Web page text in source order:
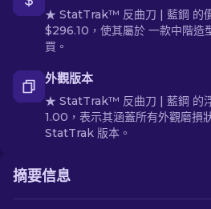
★ StatTrak™ 反曲刀 | 藍鋼 的
$296.10，使其屬於 一款中階造
買。
外觀版本
★ StatTrak™ 反曲刀 | 藍鋼 的
1.00，表示其涵蓋所有外觀磨損
StatTrak 版本。
摘要信息